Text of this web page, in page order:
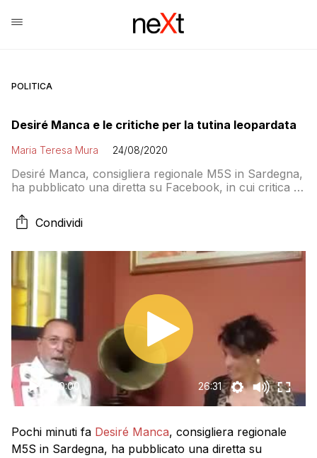
POLITICA
Desiré Manca e le critiche per la tutina leopardata
Maria Teresa Mura 24/08/2020
Desiré Manca, consigliera regionale M5S in Sardegna,
ha pubblicato una diretta su Facebook, in cui critica la
commentatori non si è concentrata però sul merito ma
sull’outfit della Manca, che ha indossato una tutina
Condividi
00:00 26:31
Pochi minuti fa Desiré Manca, consigliera regionale
M5S in Sardegna, ha pubblicato una diretta su